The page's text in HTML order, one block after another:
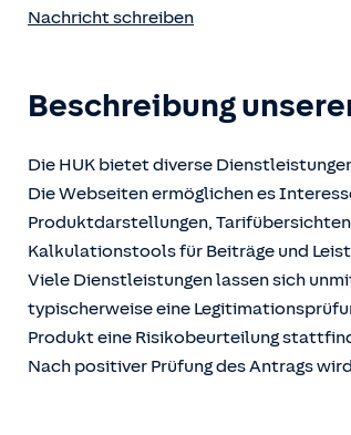
Nachricht schreiben
Beschreibung
Die HUK bietet diverse
Die Webseiten ermöglichen es
Produktdarstellungen,
Kalkulationstools für Beiträge und
Viele Dienstleistungen lassen sich
typischerweise eine
Produkt eine Risikobeurteilung
Nach positiver Prüfung des Antrags